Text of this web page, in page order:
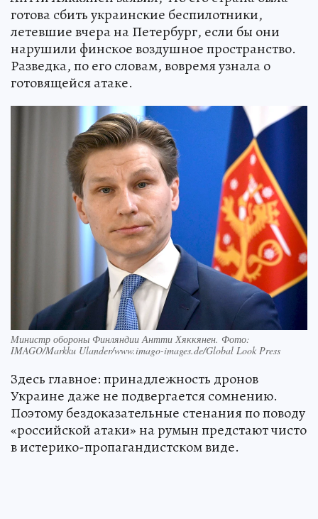
готова сбить украинские беспилотники,
летевшие вчера на Петербург, если бы они
нарушили финское воздушное пространство.
Разведка, по его словам, вовремя узнала о
готовящейся атаке.
Министр обороны Финляндии Антти Хяккянен. Фото:
IMAGO/Markku Ulander/www.imago-images.de/Global Look Press
Здесь главное: принадлежность дронов
Украине даже не подвергается сомнению.
Поэтому бездоказательные стенания по поводу
«российской атаки» на румын предстают чисто
в истерико-пропагандистском виде.